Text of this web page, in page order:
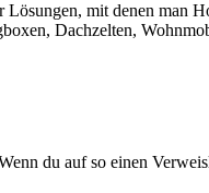
mit denen
Dachzelten,
du auf so einen